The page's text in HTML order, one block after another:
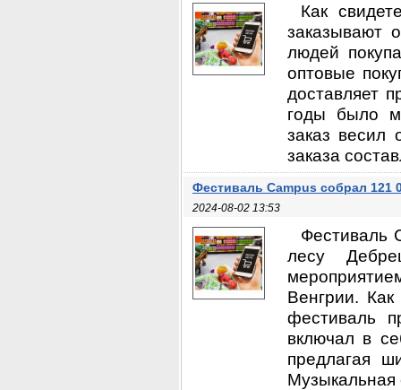
Как
заказывают
людей
оптовые
доставляет
годы было
заказ весил
заказа
Фестиваль Campus собрал 121
2024-08-02 13:53
Фестиваль
лесу
Венгрии.
фестиваль
включал в
предлагая
Музыкальная